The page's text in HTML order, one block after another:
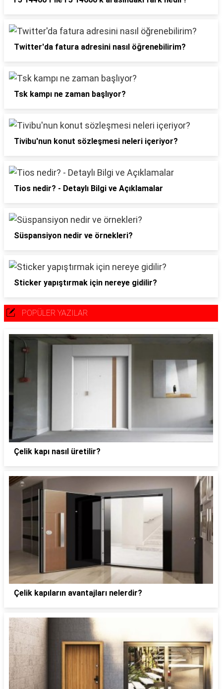
Twitter'da fatura adresini nasıl öğrenebilirim?
Tsk kampı ne zaman başlıyor?
Tivibu'nun konut sözleşmesi neleri içeriyor?
Tios nedir? - Detaylı Bilgi ve Açıklamalar
Süspansiyon nedir ve örnekleri?
Sticker yapıştırmak için nereye gidilir?
POPÜLER YAZILAR
Çelik kapı nasıl üretilir?
Çelik kapıların avantajları nelerdir?